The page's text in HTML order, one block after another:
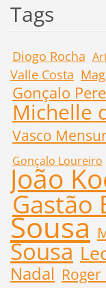
Tags
Diogo Rocha
Valle Costa
Gonçalo
Michelle
Vasco
Gonçalo Loureiro
João
Gastão
Sousa
Sousa
Nadal